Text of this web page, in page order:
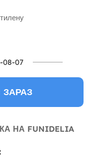
07
ЗАРАЗ
НА FUNIDELIA